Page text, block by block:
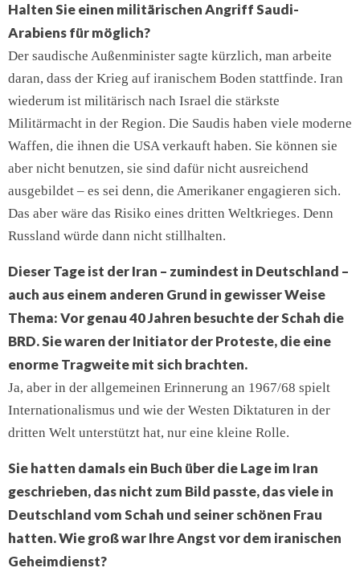
Halten Sie einen militärischen Angriff Saudi-
Arabiens für möglich?
Der saudische Außenminister sagte kürzlich, man arbeite
daran, dass der Krieg auf iranischem Boden stattfinde. Iran
wiederum ist militärisch nach Israel die stärkste
Militärmacht in der Region. Die Saudis haben viele moderne
Waffen, die ihnen die USA verkauft haben. Sie können sie
aber nicht benutzen, sie sind dafür nicht ausreichend
ausgebildet – es sei denn, die Amerikaner engagieren sich.
Das aber wäre das Risiko eines dritten Weltkrieges. Denn
Russland würde dann nicht stillhalten.
Dieser Tage ist der Iran – zumindest in Deutschland –
auch aus einem anderen Grund in gewisser Weise
Thema: Vor genau 40 Jahren besuchte der Schah die
BRD. Sie waren der Initiator der Proteste, die eine
enorme Tragweite mit sich brachten.
Ja, aber in der allgemeinen Erinnerung an 1967/68 spielt
Internationalismus und wie der Westen Diktaturen in der
dritten Welt unterstützt hat, nur eine kleine Rolle.
Sie hatten damals ein Buch über die Lage im Iran
geschrieben, das nicht zum Bild passte, das viele in
Deutschland vom Schah und seiner schönen Frau
hatten. Wie groß war Ihre Angst vor dem iranischen
Geheimdienst?